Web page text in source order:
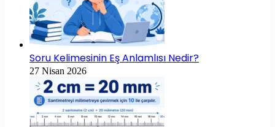
Soru Kelimesinin Eş Anlamlısı Nedir?
27 Nisan 2026